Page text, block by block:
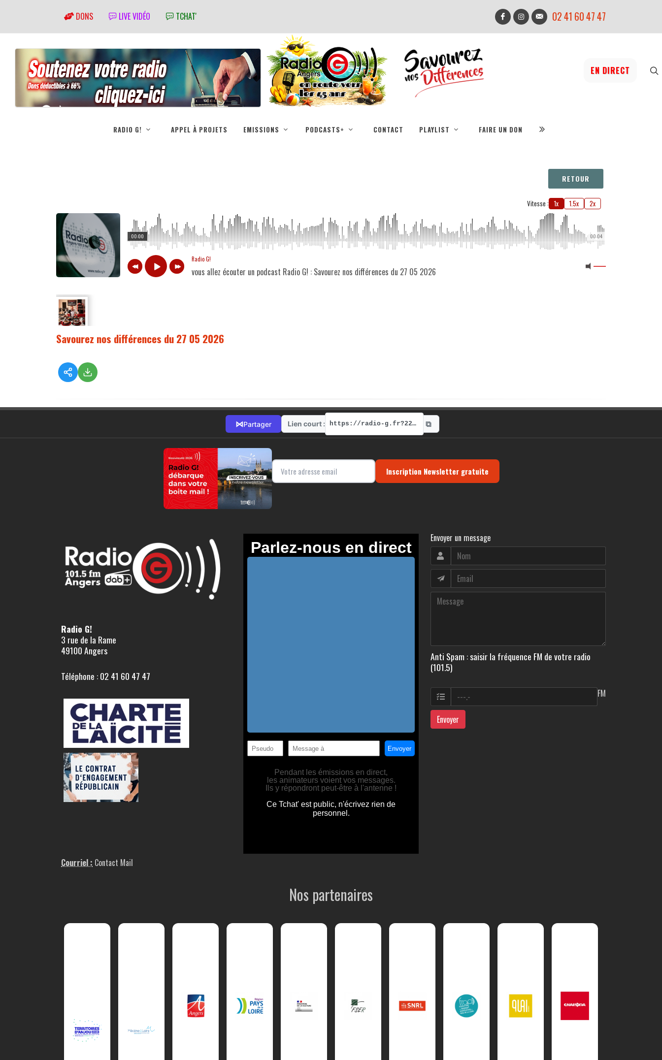
DONS LIVE VIDÉO TCHAT' 02 41 60 47 47
EN DIRECT
RADIO G! APPEL À PROJETS EMISSIONS PODCASTS+ CONTACT PLAYLIST FAIRE UN DON
RETOUR
Vitesse : 1x 1.5x 2x
00:04
00:00
Radio G!
vous allez écouter un podcast Radio G! : Savourez nos différences du 27 05 2026
Savourez nos différences du 27 05 2026
⋈Partager Lien court : https://radio-g.fr?22091 ⧉
Inscription Newsletter gratuite
Radio G!
3 rue de la Rame
49100 Angers
Téléphone : 02 41 60 47 47
Courriel : Contact Mail
Envoyer un message
Anti Spam : saisir la fréquence FM de votre radio
(101.5)
FM
Envoyer
Nos partenaires